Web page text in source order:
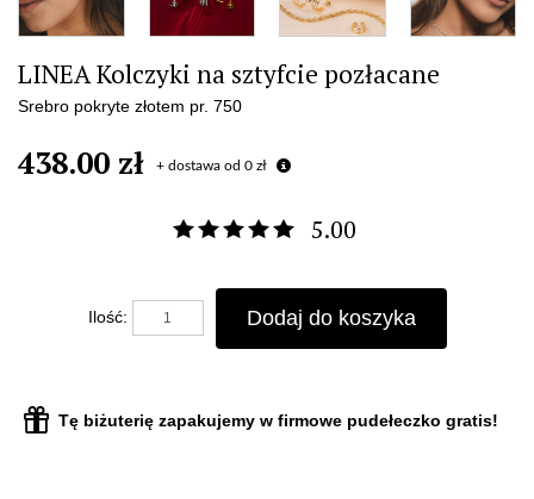
LINEA Kolczyki na sztyfcie pozłacane
Srebro pokryte złotem pr. 750
438.00 zł + dostawa od 0 zł
5.00
Ilość: Dodaj do koszyka
Tę biżuterię zapakujemy w firmowe pudełeczko gratis!